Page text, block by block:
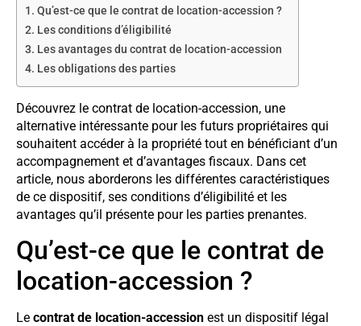
Qu’est-ce que le contrat de location-accession ?
Les conditions d’éligibilité
Les avantages du contrat de location-accession
Les obligations des parties
Découvrez le contrat de location-accession, une
alternative intéressante pour les futurs propriétaires qui
souhaitent accéder à la propriété tout en bénéficiant d’un
accompagnement et d’avantages fiscaux. Dans cet
article, nous aborderons les différentes caractéristiques
de ce dispositif, ses conditions d’éligibilité et les
avantages qu’il présente pour les parties prenantes.
Qu’est-ce que le contrat de
location-accession ?
Le contrat de location-accession est un dispositif légal